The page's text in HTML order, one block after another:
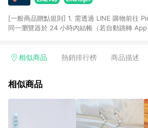
[一般商品贈點規則] 1. 需透過 LINE 購物前往
同一瀏覽器於 24 小時內結帳（若自動跳轉
回饋訂單不得享有 Pinkoi 站方優惠，例如首購
行為，不具贈點資格，部分退款不在此限。 6.
貨後 45 天後發送。 8. 群眾募資商品，禮物卡
運費，攤位費等不具贈點資格。 9. LINE 購物
顏色、價位、贈品如與 Pinkoi 商品資訊頁及購
相似商品 熱銷排行榜 商品描述
相似商品